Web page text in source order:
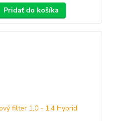
Pridať do košíka